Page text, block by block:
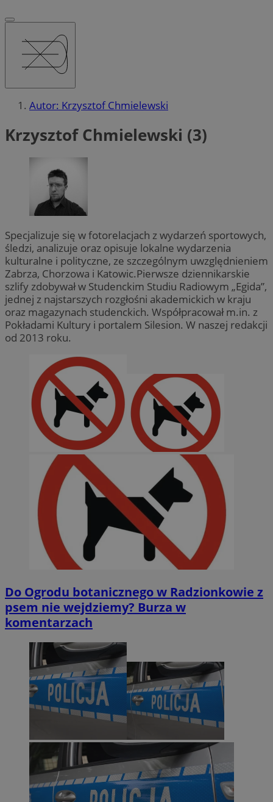
Autor: Krzysztof Chmielewski
Krzysztof Chmielewski (3)
Specjalizuje się w fotorelacjach z wydarzeń sportowych,
śledzi, analizuje oraz opisuje lokalne wydarzenia
kulturalne i polityczne, ze szczególnym uwzględnieniem
Zabrza, Chorzowa i Katowic.Pierwsze dziennikarskie
szlify zdobywał w Studenckim Studiu Radiowym „Egida”,
jednej z najstarszych rozgłośni akademickich w kraju
oraz magazynach studenckich. Współpracował m.in. z
Pokładami Kultury i portalem Silesion. W naszej redakcji
od 2013 roku.
Do Ogrodu botanicznego w Radzionkowie z
psem nie wejdziemy? Burza w
komentarzach